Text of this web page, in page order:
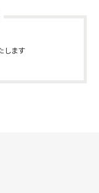
します